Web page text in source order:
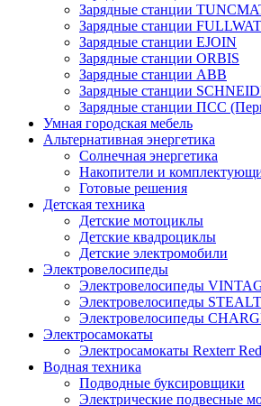
Зарядные станции
Зарядные станции
Зарядные станции EJOIN
Зарядные станции ORBIS
Зарядные станции ABB
Зарядные станции
Зарядные станции ПСС
Умная городская мебель
Альтернативная энергетика
Солнечная энергетика
Накопители и
Готовые решения
Детская техника
Детские мотоциклы
Детские квадроциклы
Детские электромобили
Электровелосипеды
Электровелосипеды
Электровелосипеды
Электровелосипеды
Электросамокаты
Электросамокаты Rexterr
Водная техника
Подводные буксировщики
Электрические подвесные